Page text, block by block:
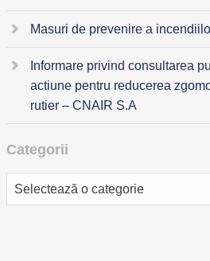
Masuri de prevenire a
Informare privind consultarea
actiune pentru reducerea
rutier – CNAIR S.A
Categorii
Categorii